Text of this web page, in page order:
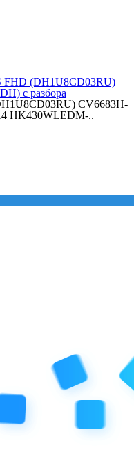
FHD (DH1U8CD03RU)
с разбора
CV6683H-
HK430WLEDM-..